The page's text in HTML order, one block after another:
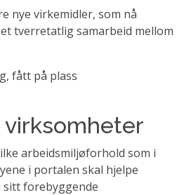
nye virkemidler, som nå
tverretatlig samarbeid mellom
fått på plass
arbeidsmiljøforhold som i
i portalen skal hjelpe
forebyggende